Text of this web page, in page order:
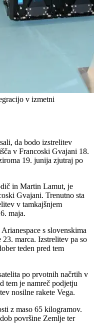
v izmetni
da bodo izstrelitev
v Francoski Gvajani 18.
19. junija zjutraj po
in Martin Lamut, je
Gvajani. Trenutno sta
v tamkajšnjem
maja.
s slovenskima
marca. Izstrelitev pa so
teden pred tem
po prvotnih načrtih v
tem je namreč podjetju
nosilne rakete Vega.
z maso 65 kilogramov.
površine Zemlje ter